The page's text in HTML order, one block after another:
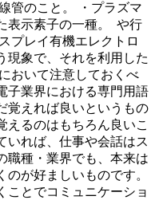
管のこと。 ・プラズマ
表示素子の一種。 や行
プレイ有機エレクトロ
現象で、それを利用した
おいて注意しておくべ
子業界における専門用語
覚えれば良いというもの
えるのはもちろん良いこ
いれば、仕事や会話はス
職種・業界でも、本来は
が好ましいものです。
ことでコミュニケーショ